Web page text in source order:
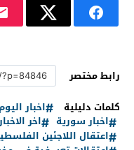
رابط مختصر
كلمات دليلية
اخبار
اخبار سورية
اخر
اعتقال اللاجئين